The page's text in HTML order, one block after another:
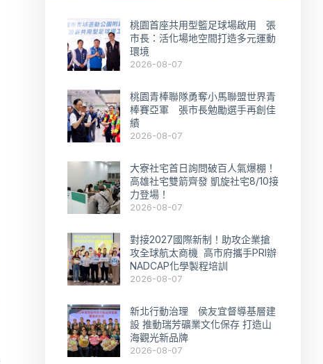
桃園首座共用型籃足球場啟用 張
市長：活化場地空間打造多元運動
環境
2026-08-07
桃園青棒聯隊勇奪小馬聯盟世界青
棒賽亞軍 張市長勉勵選手再創佳
績
2026-08-07
大寮社宅首日詢問破百人氣爆棚！
高雄社宅雙箭齊發 凱旋社宅8/10接
力登場！
2026-08-07
對接2027國際新制！助攻企業搶
攻全球航太商機 高市府攜手PRI辦
NADCAP化學製程培訓
2026-08-07
新北行動治理 侯友宜督導基層建
設 推動瑞芳礦業文化保存 打造山
海觀光新品牌
2026-08-07